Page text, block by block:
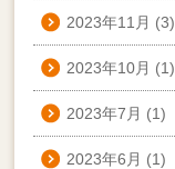
2023年11月 (3)
2023年10月 (1)
2023年7月 (1)
2023年6月 (1)